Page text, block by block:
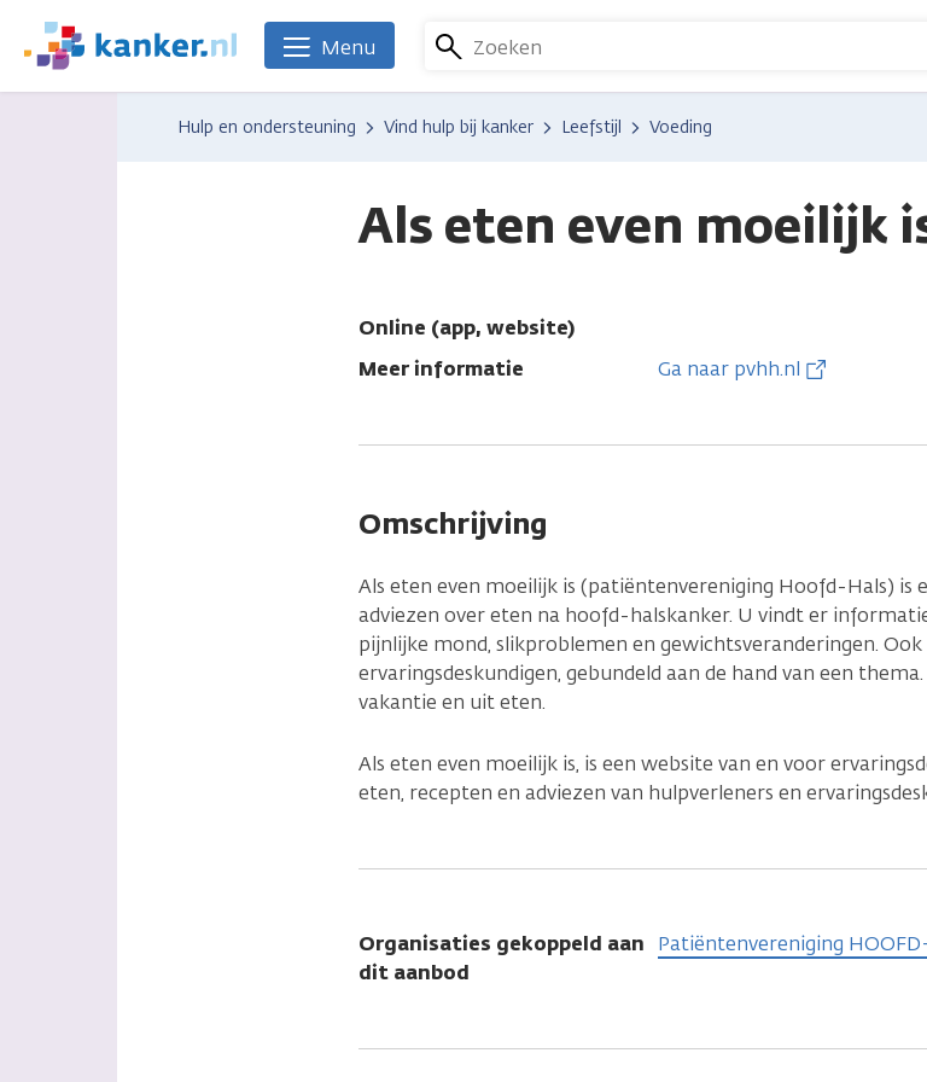
naar
We
zijn
Zoeken
Menu
Hulp en ondersteuning Vind hulp bij kanker Leefstijl Voeding
Als eten even moeilijk
Online (app, website)
Meer informatie
Ga naar pvhh.nl
Omschrijving
Als eten even moeilijk is (patiëntenvereniging Hoofd-Hals) is
adviezen over eten na hoofd-halskanker. U vindt er
pijnlijke mond, slikproblemen en gewichtsveranderingen.
ervaringsdeskundigen, gebundeld aan de hand van een
vakantie en uit eten.
Als eten even moeilijk is, is een website van en voor
eten, recepten en adviezen van hulpverleners en
Organisaties gekoppeld aan
dit aanbod
Patiëntenvereniging